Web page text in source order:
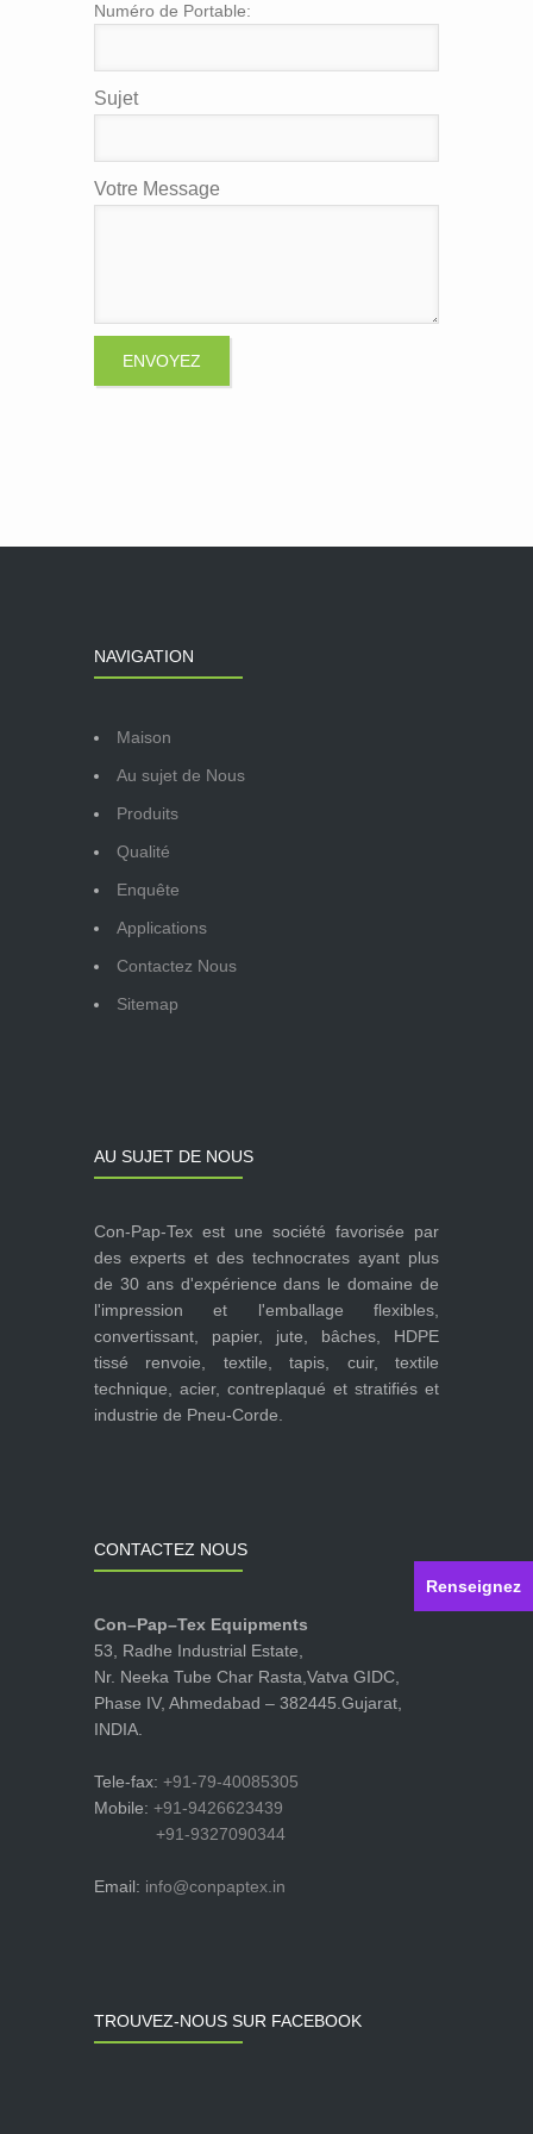
Renseignez
Numéro de Portable:
Sujet
Votre Message
NAVIGATION
Maison
Au sujet de Nous
Produits
Qualité
Enquête
Applications
Contactez Nous
Sitemap
AU SUJET DE NOUS
Con-Pap-Tex est une société favorisée par
des experts et des technocrates ayant plus
de 30 ans d'expérience dans le domaine de
l'impression et l'emballage flexibles,
convertissant, papier, jute, bâches, HDPE
tissé renvoie, textile, tapis, cuir, textile
technique, acier, contreplaqué et stratifiés et
industrie de Pneu-Corde.
CONTACTEZ NOUS
Con–Pap–Tex Equipments
53, Radhe Industrial Estate,
Nr. Neeka Tube Char Rasta,Vatva GIDC,
Phase IV, Ahmedabad – 382445.Gujarat,
INDIA.
Tele-fax: +91-79-40085305
Mobile: +91-9426623439
+91-9327090344
Email: info@conpaptex.in
TROUVEZ-NOUS SUR FACEBOOK